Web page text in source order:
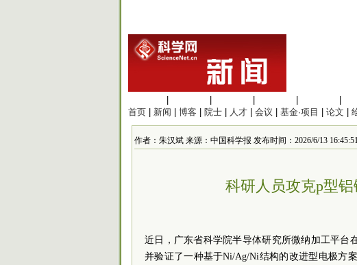
首页
新闻 博客 院士 人才 会议 基金·项目 论文
作者：朱汉斌 来源：中国科学报 发布时间：2026/6/13
科研人员攻克p型
近日，广东省科学院半导体研究所微纳加工平台
并验证了一种基于Ni/Ag/Ni结构的改进型电极方